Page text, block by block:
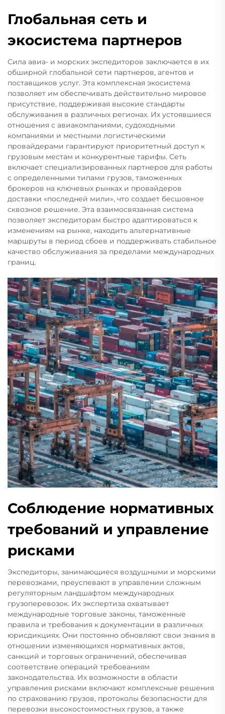
Глобальная сеть и
экосистема партнеров
Сила авиа- и морских экспедиторов заключается в их
обширной глобальной сети партнеров, агентов и
поставщиков услуг. Эта комплексная экосистема
позволяет им обеспечивать действительно мировое
присутствие, поддерживая высокие стандарты
обслуживания в различных регионах. Их устоявшиеся
отношения с авиакомпаниями, судоходными
компаниями и местными логистическими
провайдерами гарантируют приоритетный доступ к
грузовым местам и конкурентные тарифы. Сеть
включает специализированных партнеров для работы
с определенными типами грузов, таможенных
брокеров на ключевых рынках и провайдеров
доставки «последней мили», что создает бесшовное
сквозное решение. Эта взаимосвязанная система
позволяет экспедиторам быстро адаптироваться к
изменениям на рынке, находить альтернативные
маршруты в период сбоев и поддерживать стабильное
качество обслуживания за пределами международных
границ.
Соблюдение нормативных
требований и управление
рисками
Экспедиторы, занимающиеся воздушными и морскими
перевозками, преуспевают в управлении сложным
регуляторным ландшафтом международных
грузоперевозок. Их экспертиза охватывает
международные торговые законы, таможенные
правила и требования к документации в различных
юрисдикциях. Они постоянно обновляют свои знания в
отношении изменяющихся нормативных актов,
санкций и торговых ограничений, обеспечивая
соответствие операций требованиям
законодательства. Их возможности в области
управления рисками включают комплексные решения
по страхованию грузов, протоколы безопасности для
перевозки высокостоимостных грузов, а также